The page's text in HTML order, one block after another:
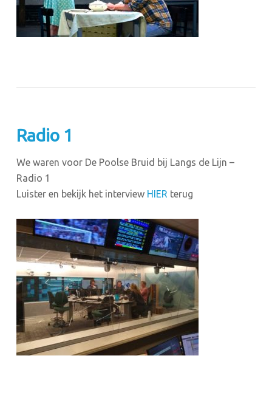
Radio 1
We waren voor De Poolse Bruid bij Langs de Lijn –
Radio 1
Luister en bekijk het interview HIER terug